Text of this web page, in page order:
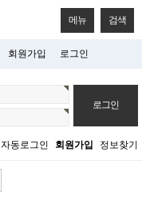
메뉴 검색
회원가입 로그인
자동로그인 회원가입 정보찾기